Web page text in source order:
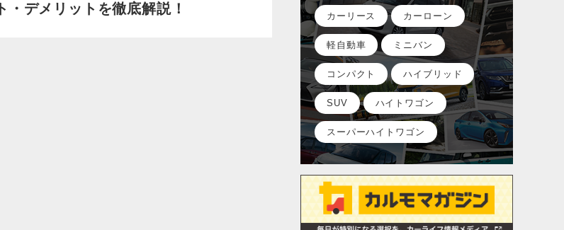
ト・デメリットを徹底解説！
カーリース カーローン
軽自動車 ミニバン
コンパクト ハイブリッド
SUV ハイトワゴン
スーパーハイトワゴン